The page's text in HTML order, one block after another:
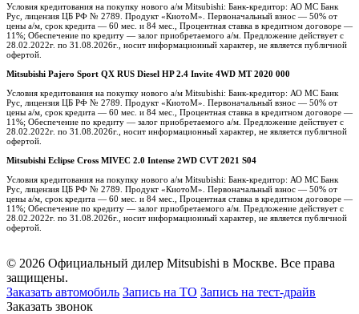
Условия кредитования на покупку нового а/м Mitsubishi: Банк-кредитор: АО МС Банк
Рус, лицензия ЦБ РФ № 2789. Продукт «КиотоМ». Первоначальный взнос — 50% от
цены а/м, срок кредита — 60 мес. и 84 мес., Процентная ставка в кредитном договоре —
11%; Обеспечение по кредиту — залог приобретаемого а/м. Предложение действует с
28.02.2022г. по 31.08.2026г., носит информационный характер, не является публичной
офертой.
Mitsubishi Pajero Sport QX RUS Diesel HP 2.4 Invite 4WD MT 2020 000
Условия кредитования на покупку нового а/м Mitsubishi: Банк-кредитор: АО МС Банк
Рус, лицензия ЦБ РФ № 2789. Продукт «КиотоМ». Первоначальный взнос — 50% от
цены а/м, срок кредита — 60 мес. и 84 мес., Процентная ставка в кредитном договоре —
11%; Обеспечение по кредиту — залог приобретаемого а/м. Предложение действует с
28.02.2022г. по 31.08.2026г., носит информационный характер, не является публичной
офертой.
Mitsubishi Eclipse Cross MIVEC 2.0 Intense 2WD CVT 2021 S04
Условия кредитования на покупку нового а/м Mitsubishi: Банк-кредитор: АО МС Банк
Рус, лицензия ЦБ РФ № 2789. Продукт «КиотоМ». Первоначальный взнос — 50% от
цены а/м, срок кредита — 60 мес. и 84 мес., Процентная ставка в кредитном договоре —
11%; Обеспечение по кредиту — залог приобретаемого а/м. Предложение действует с
28.02.2022г. по 31.08.2026г., носит информационный характер, не является публичной
офертой.
© 2026 Официальный дилер Mitsubishi в Москве. Все права
защищены.
Заказать автомобиль Запись на ТО Запись на тест-драйв
Заказать звонок